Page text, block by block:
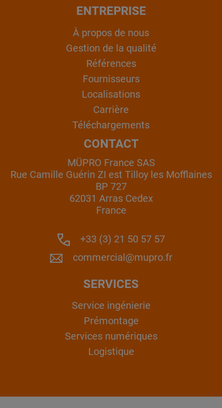
ENTREPRISE
À propos de nous
Gestion de la qualité
Références
Fournisseurs
Localisations
Carrière
Téléchargements
CONTACT
MÜPRO France SAS
Rue Camille Guérin ZI est Tilloy les Mofflaines
BP 727
62031 Arras Cedex
France
+33 (3) 21 50 57 57
commercial@mupro.fr
SERVICES
Service ingénierie
Prémontage
Services numériques
Logistique